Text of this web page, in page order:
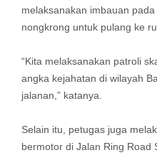
melaksanakan imbauan
nongkrong untuk pulang ke
“Kita melaksanakan patroli
angka kejahatan di wilayah
jalanan,” katanya.
Selain itu, petugas juga
bermotor di Jalan Ring Road